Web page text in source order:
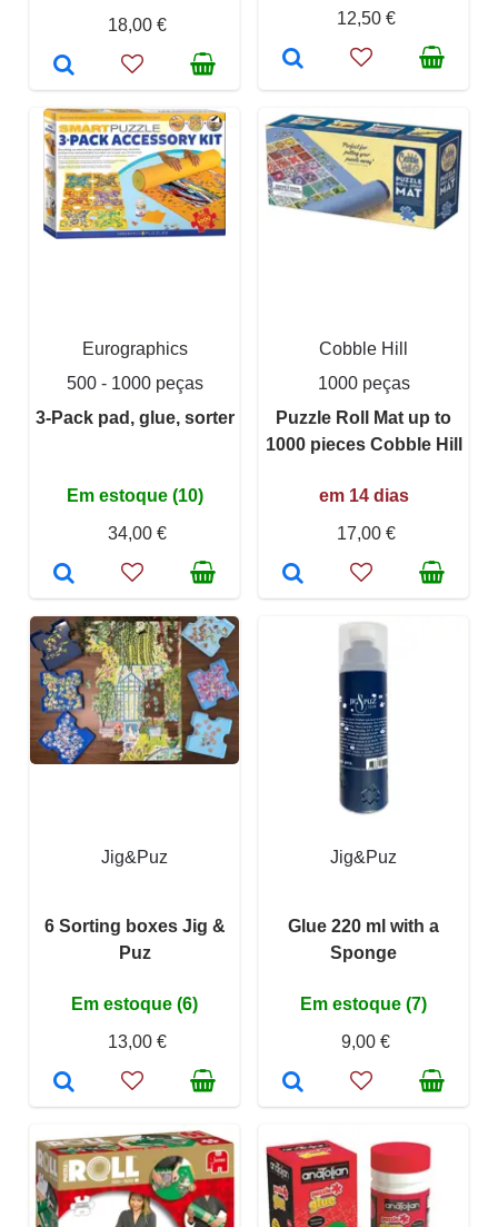
18,00 € 12,50 €
Eurographics
500 - 1000 peças
3-Pack pad, glue, sorter
Em estoque (10)
34,00 €
Cobble Hill
1000 peças
Puzzle Roll Mat up to
1000 pieces Cobble Hill
em 14 dias
17,00 €
Jig&Puz
6 Sorting boxes Jig &
Puz
Em estoque (6)
13,00 €
Jig&Puz
Glue 220 ml with a
Sponge
Em estoque (7)
9,00 €